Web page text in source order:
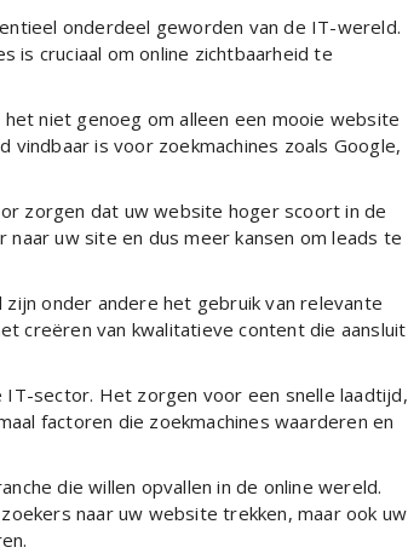
onderdeel geworden van de IT-wereld.
is cruciaal om online zichtbaarheid te
niet genoeg om alleen een mooie website
is voor zoekmachines zoals Google,
zorgen dat uw website hoger scoort in de
uw site en dus meer kansen om leads te
onder andere het gebruik van relevante
creëren van kwalitatieve content die aansluit
IT-sector. Het zorgen voor een snelle laadtijd,
factoren die zoekmachines waarderen en
die willen opvallen in de online wereld.
naar uw website trekken, maar ook uw